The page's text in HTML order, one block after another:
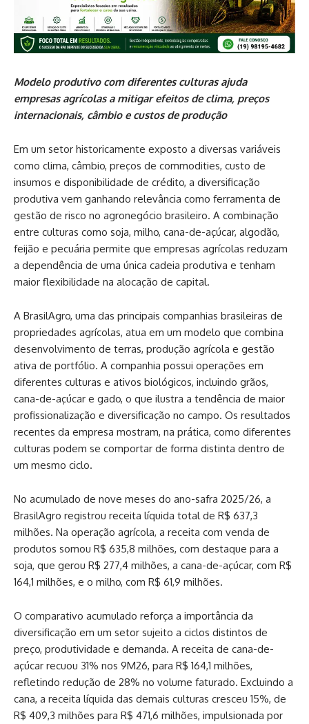
Modelo produtivo com diferentes culturas ajuda
empresas agrícolas a mitigar efeitos de clima, preços
internacionais, câmbio e custos de produção
Em um setor historicamente exposto a diversas variáveis
como clima, câmbio, preços de commodities, custo de
insumos e disponibilidade de crédito, a diversificação
produtiva vem ganhando relevância como ferramenta de
gestão de risco no agronegócio brasileiro. A combinação
entre culturas como soja, milho, cana-de-açúcar, algodão,
feijão e pecuária permite que empresas agrícolas reduzam
a dependência de uma única cadeia produtiva e tenham
maior flexibilidade na alocação de capital.
A BrasilAgro, uma das principais companhias brasileiras de
propriedades agrícolas, atua em um modelo que combina
desenvolvimento de terras, produção agrícola e gestão
ativa de portfólio. A companhia possui operações em
diferentes culturas e ativos biológicos, incluindo grãos,
cana-de-açúcar e gado, o que ilustra a tendência de maior
profissionalização e diversificação no campo. Os resultados
recentes da empresa mostram, na prática, como diferentes
culturas podem se comportar de forma distinta dentro de
um mesmo ciclo.
No acumulado de nove meses do ano-safra 2025/26, a
BrasilAgro registrou receita líquida total de R$ 637,3
milhões. Na operação agrícola, a receita com venda de
produtos somou R$ 635,8 milhões, com destaque para a
soja, que gerou R$ 277,4 milhões, a cana-de-açúcar, com R$
164,1 milhões, e o milho, com R$ 61,9 milhões.
O comparativo acumulado reforça a importância da
diversificação em um setor sujeito a ciclos distintos de
preço, produtividade e demanda. A receita de cana-de-
açúcar recuou 31% nos 9M26, para R$ 164,1 milhões,
refletindo redução de 28% no volume faturado. Excluindo a
cana, a receita líquida das demais culturas cresceu 15%, de
R$ 409,3 milhões para R$ 471,6 milhões, impulsionada por